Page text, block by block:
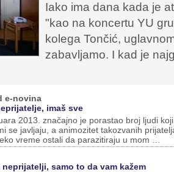
Iako ima dana kada je
"kao na koncertu YU
kolega Tončić,
zabavljamo. I kad je
e-novina
imaš sve
2013. značajno je porastao broj ljudi
se javljaju, a animozitet takozvanih
vreme ostali da parazitiraju u mom …
neprijatelji, samo to da vam kažem